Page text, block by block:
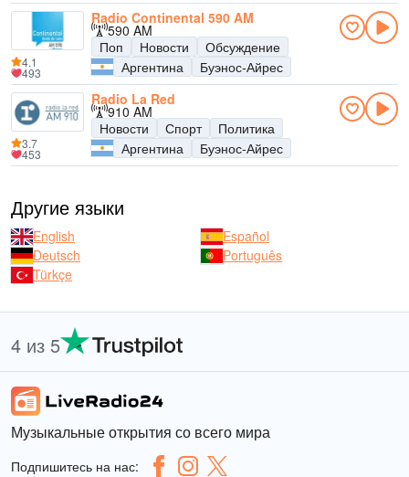
Radio Continental 590 AM
590 AM
Поп
Новости
Обсуждение
Аргентина
Буэнос-Айрес
4.1
493
Radio La Red
910 AM
Новости
Спорт
Политика
Аргентина
Буэнос-Айрес
3.7
453
Другие языки
English
Español
Deutsch
Português
Türkçe
4 из 5
Музыкальные открытия со всего мира
Подпишитесь на нас: